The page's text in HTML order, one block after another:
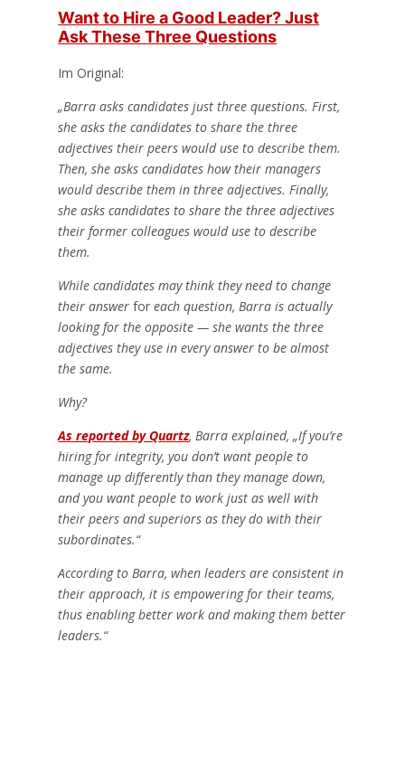
Want to Hire a Good Leader? Just
Ask These Three Questions
Im Original:
„Barra asks candidates just three questions. First,
she asks the candidates to share the three
adjectives their peers would use to describe them.
Then, she asks candidates how their managers
would describe them in three adjectives. Finally,
she asks candidates to share the three adjectives
their former colleagues would use to describe
them.
While candidates may think they need to change
their answerfor each question, Barra is actually
looking for the opposite — she wants the three
adjectives they use in every answer to be almost
the same.
Why?
As reported by Quartz, Barra explained, „If you’re
hiring for integrity, you don’t want people to
manage up differently than they manage down,
and you want people to work just as well with
their peers and superiors as they do with their
subordinates.“
According to Barra, when leaders are consistent in
their approach, it is empowering for their teams,
thus enabling better work and making them better
leaders.“